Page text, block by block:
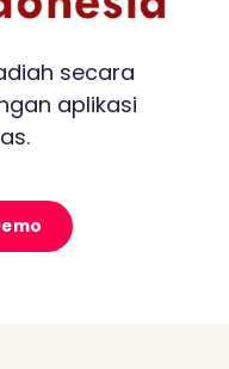
secara
aplikasi